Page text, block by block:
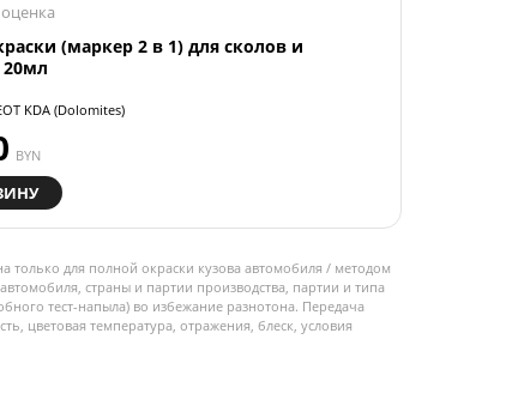
(маркер 2 в 1) для сколов и
KDA (Dolomites)
BYN
только для полной окраски кузова автомобиля / методом
страны и партии производства, партии и типа
тест-напыла) во избежание разнотона. Передача
цветовая температура, отражения, блеск, условия